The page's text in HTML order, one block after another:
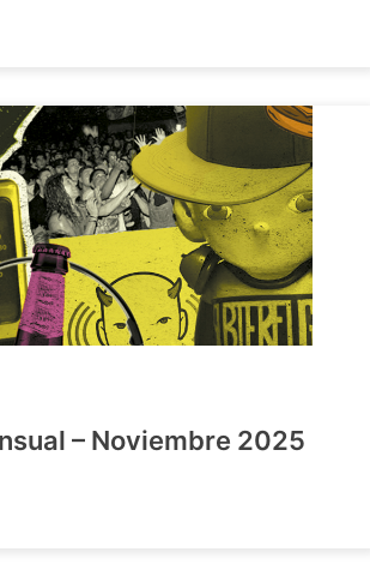
– Noviembre 2025